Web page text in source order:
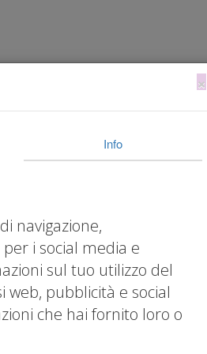
e Tracciabilità
×
Info
navigazione,
i social media e
sul tuo utilizzo del
web, pubblicità e social
che hai fornito loro o